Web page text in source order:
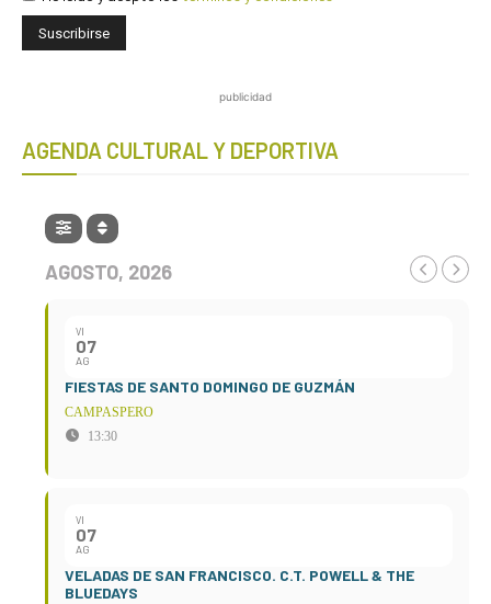
publicidad
AGENDA CULTURAL Y DEPORTIVA
AGOSTO, 2026
VI
07
AG
FIESTAS DE SANTO DOMINGO DE GUZMÁN
CAMPASPERO
13:30
VI
07
AG
VELADAS DE SAN FRANCISCO. C.T. POWELL & THE
BLUEDAYS